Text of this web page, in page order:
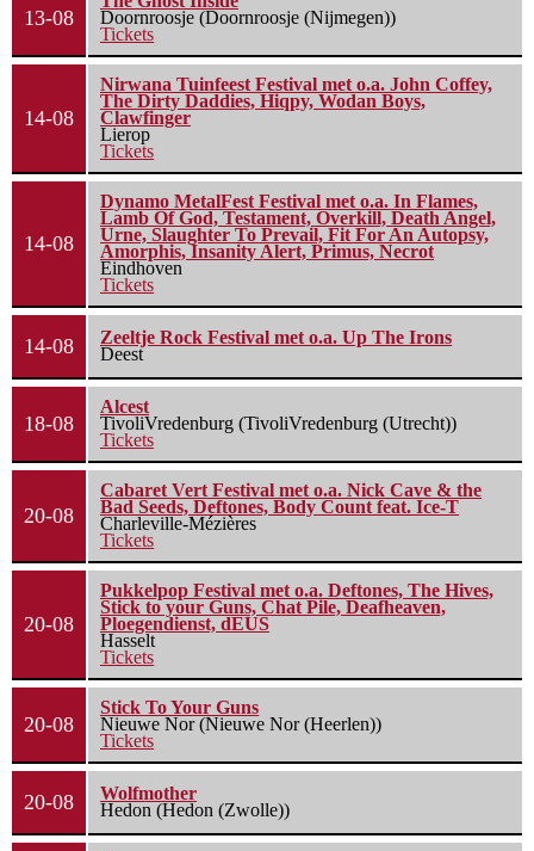
13-08
Doornroosje (Doornroosje (Nijmegen))
Tickets
14-08
Nirwana Tuinfeest Festival met o.a. John Coffey,
The Dirty Daddies, Hiqpy, Wodan Boys,
Clawfinger
Lierop
Tickets
14-08
Dynamo MetalFest Festival met o.a. In Flames,
Lamb Of God, Testament, Overkill, Death Angel,
Urne, Slaughter To Prevail, Fit For An Autopsy,
Amorphis, Insanity Alert, Primus, Necrot
Eindhoven
Tickets
14-08
Zeeltje Rock Festival met o.a. Up The Irons
Deest
18-08
Alcest
TivoliVredenburg (TivoliVredenburg (Utrecht))
Tickets
20-08
Cabaret Vert Festival met o.a. Nick Cave & the
Bad Seeds, Deftones, Body Count feat. Ice-T
Charleville-Mézières
Tickets
20-08
Pukkelpop Festival met o.a. Deftones, The Hives,
Stick to your Guns, Chat Pile, Deafheaven,
Ploegendienst, dEUS
Hasselt
Tickets
20-08
Stick To Your Guns
Nieuwe Nor (Nieuwe Nor (Heerlen))
Tickets
20-08
Wolfmother
Hedon (Hedon (Zwolle))